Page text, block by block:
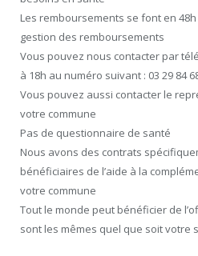
Les remboursements se font en
gestion des remboursements
Vous pouvez nous contacter par
à 18h au numéro suivant : 03 29 84
Vous pouvez aussi contacter le
votre commune
Pas de questionnaire de santé
Nous avons des contrats
bénéficiaires de l’aide à la
votre commune
Tout le monde peut bénéficier de
sont les mêmes quel que soit votre